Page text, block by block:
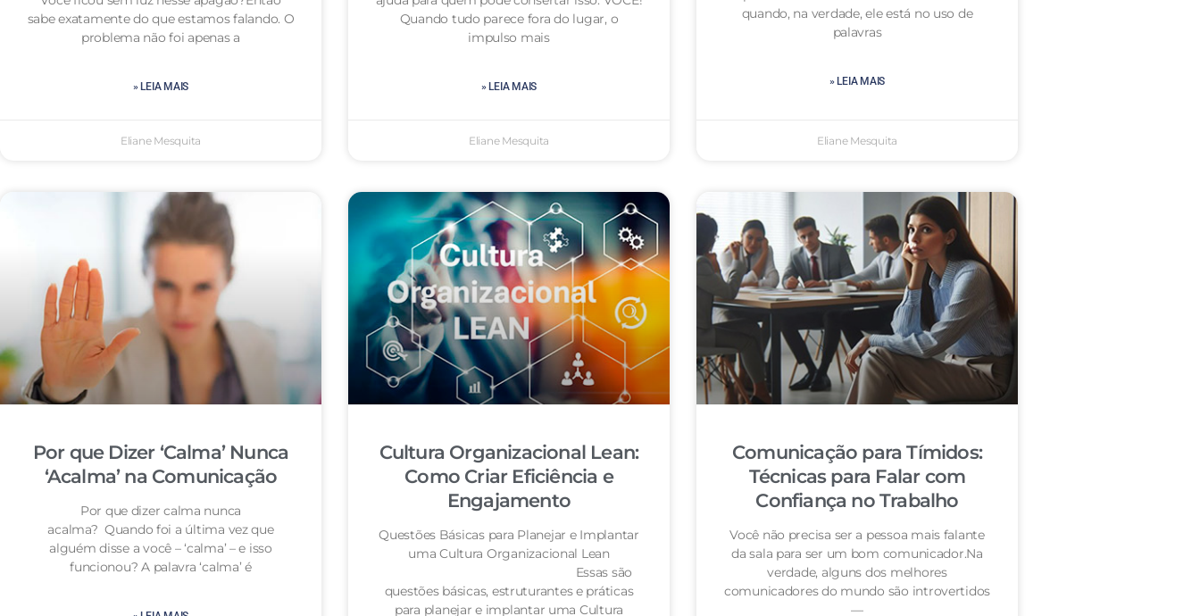
sabe exatamente do que estamos falando. O
problema não foi apenas a
» LEIA MAIS
Eliane Mesquita
Quando tudo parece fora do lugar, o
impulso mais
» LEIA MAIS
Eliane Mesquita
quando, na verdade, ele está no uso de
palavras
» LEIA MAIS
Eliane Mesquita
Por que Dizer ‘Calma’ Nunca
‘Acalma’ na Comunicação
Por que dizer calma nunca
acalma? Quando foi a última vez que
alguém disse a você – ‘calma’ – e isso
funcionou? A palavra ‘calma’ é
Cultura Organizacional Lean:
Como Criar Eficiência e
Engajamento
Questões Básicas para Planejar e Implantar
uma Cultura Organizacional Lean
Essas são
questões básicas, estruturantes e práticas
para planejar e implantar uma Cultura
Comunicação para Tímidos:
Técnicas para Falar com
Confiança no Trabalho
Você não precisa ser a pessoa mais falante
da sala para ser um bom comunicador.Na
verdade, alguns dos melhores
comunicadores do mundo são introvertidos
—